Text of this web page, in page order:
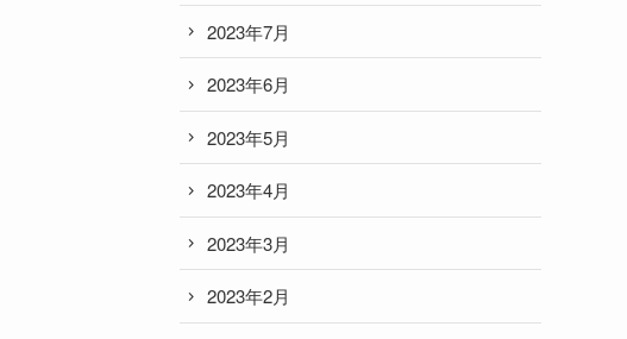
2023年7月
2023年6月
2023年5月
2023年4月
2023年3月
2023年2月